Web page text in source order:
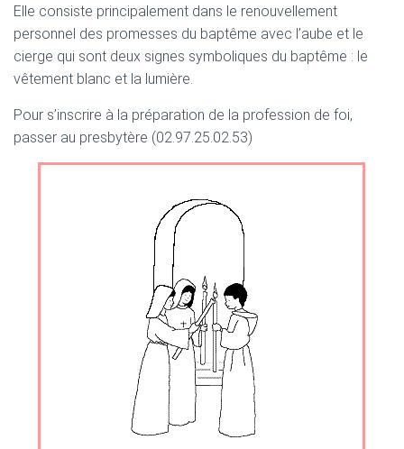
Elle consiste principalement dans le renouvellement
personnel des promesses du baptême avec l’aube et le
cierge qui sont deux signes symboliques du baptême : le
vêtement blanc et la lumière.
Pour s’inscrire à la préparation de la profession de foi,
passer au presbytère (02.97.25.02.53)